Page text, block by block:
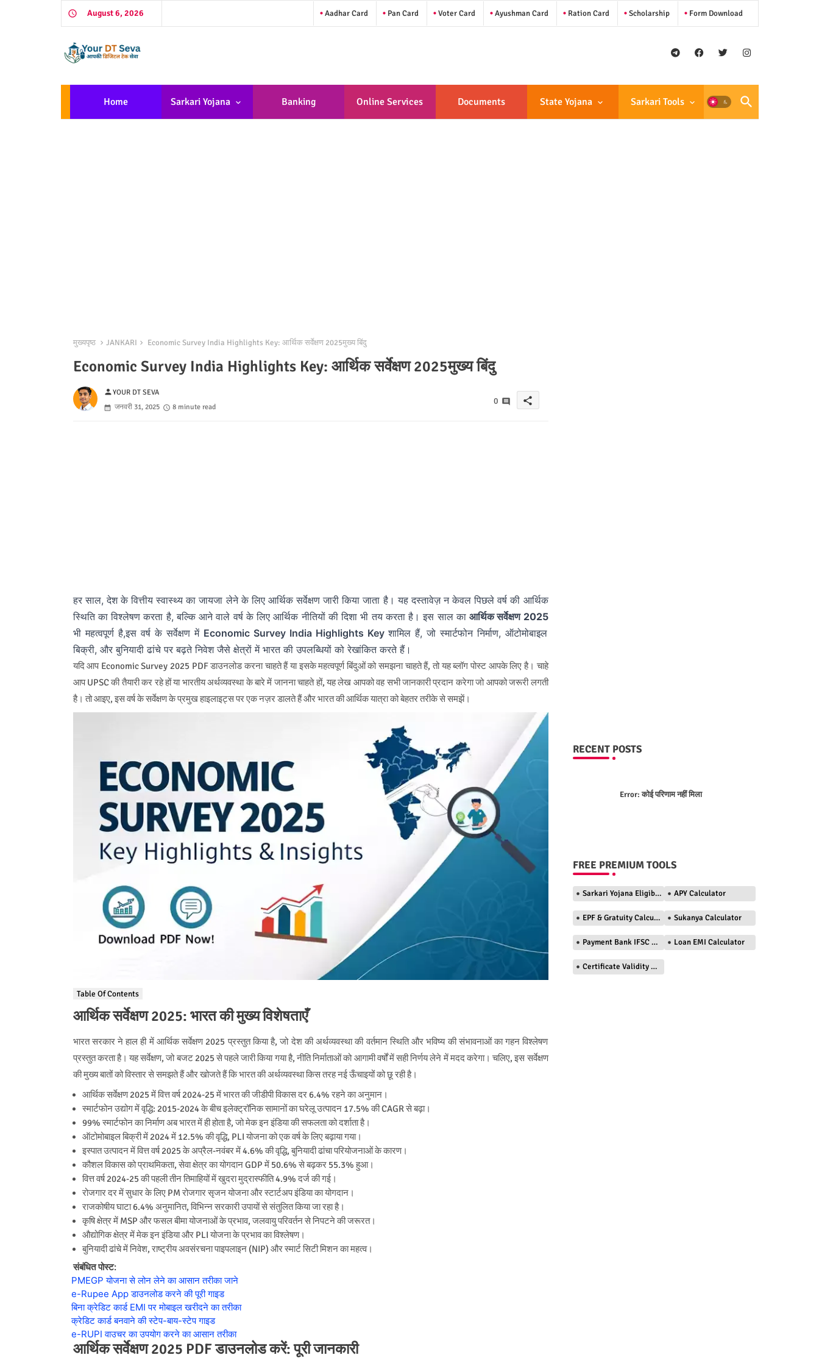
August 6, 2026 Aadhar Card Pan Card Voter Card Ayushman Card Ration Card Scholarship Form Download
Home Sarkari Yojana Banking Online Services Documents State Yojana Sarkari Tools
मुख्यपृष्ठ JANKARI Economic Survey India Highlights Key: आर्थिक सर्वेक्षण 2025मुख्य बिंदु
Economic Survey India Highlights Key: आर्थिक सर्वेक्षण 2025मुख्य बिंदु
personYOUR DT SEVA
जनवरी 31, 2025
8 minute read
0 share
हर साल, देश के वित्तीय स्वास्थ्य का जायजा लेने के लिए आर्थिक सर्वेक्षण जारी किया जाता है। यह दस्तावेज़ न केवल पिछले वर्ष की आर्थिक
स्थिति का विश्लेषण करता है, बल्कि आने वाले वर्ष के लिए आर्थिक नीतियों की दिशा भी तय करता है। इस साल का आर्थिक सर्वेक्षण 2025
भी महत्वपूर्ण है,इस वर्ष के सर्वेक्षण में Economic Survey India Highlights Keyशामिल हैं, जो स्मार्टफोन निर्माण, ऑटोमोबाइल
बिक्री, और बुनियादी ढांचे पर बढ़ते निवेश जैसे क्षेत्रों में भारत की उपलब्धियों को रेखांकित करते हैं।
यदि आप Economic Survey 2025 PDF डाउनलोड करना चाहते हैं या इसके महत्वपूर्ण बिंदुओं को समझना चाहते हैं, तो यह ब्लॉग पोस्ट आपके लिए है। चाहे
आप UPSC की तैयारी कर रहे हों या भारतीय अर्थव्यवस्था के बारे में जानना चाहते हों, यह लेख आपको वह सभी जानकारी प्रदान करेगा जो आपको जरूरी लगती
है। तो आइए, इस वर्ष के सर्वेक्षण के प्रमुख हाइलाइट्स पर एक नज़र डालते हैं और भारत की आर्थिक यात्रा को बेहतर तरीके से समझें।
Table Of Contents
आर्थिक सर्वेक्षण 2025: भारत की मुख्य विशेषताएँ
भारत सरकार ने हाल ही में आर्थिक सर्वेक्षण 2025 प्रस्तुत किया है, जो देश की अर्थव्यवस्था की वर्तमान स्थिति और भविष्य की संभावनाओं का गहन विश्लेषण
प्रस्तुत करता है। यह सर्वेक्षण, जो बजट 2025 से पहले जारी किया गया है, नीति निर्माताओं को आगामी वर्षों में सही निर्णय लेने में मदद करेगा। चलिए, इस सर्वेक्षण
की मुख्य बातों को विस्तार से समझते हैं और खोजते हैं कि भारत की अर्थव्यवस्था किस तरह नई ऊँचाइयों को छू रही है।
आर्थिक सर्वेक्षण 2025 में वित्त वर्ष 2024-25 में भारत की जीडीपी विकास दर 6.4% रहने का अनुमान।
स्मार्टफोन उद्योग में वृद्धि: 2015-2024 के बीच इलेक्ट्रॉनिक सामानों का घरेलू उत्पादन 17.5% की CAGR से बढ़ा।
99% स्मार्टफोन का निर्माण अब भारत में ही होता है, जो मेक इन इंडिया की सफलता को दर्शाता है।
ऑटोमोबाइल बिक्री में 2024 में 12.5% की वृद्धि, PLI योजना को एक वर्ष के लिए बढ़ाया गया।
इस्पात उत्पादन में वित्त वर्ष 2025 के अप्रैल-नवंबर में 4.6% की वृद्धि, बुनियादी ढांचा परियोजनाओं के कारण।
कौशल विकास को प्राथमिकता, सेवा क्षेत्र का योगदान GDP में 50.6% से बढ़कर 55.3% हुआ।
वित्त वर्ष 2024-25 की पहली तीन तिमाहियों में खुदरा मुद्रास्फीति 4.9% दर्ज की गई।
रोजगार दर में सुधार के लिए PM रोजगार सृजन योजना और स्टार्टअप इंडिया का योगदान।
राजकोषीय घाटा 6.4% अनुमानित, विभिन्न सरकारी उपायों से संतुलित किया जा रहा है।
कृषि क्षेत्र में MSP और फसल बीमा योजनाओं के प्रभाव, जलवायु परिवर्तन से निपटने की जरूरत।
औद्योगिक क्षेत्र में मेक इन इंडिया और PLI योजना के प्रभाव का विश्लेषण।
बुनियादी ढांचे में निवेश, राष्ट्रीय अवसंरचना पाइपलाइन (NIP) और स्मार्ट सिटी मिशन का महत्व।
संबंधित पोस्ट:
PMEGP योजना से लोन लेने का आसान तरीका जाने
e-Rupee App डाउनलोड करने की पूरी गाइड
बिना क्रेडिट कार्ड EMI पर मोबाइल खरीदने का तरीका
क्रेडिट कार्ड बनवाने की स्टेप-बाय-स्टेप गाइड
e-RUPI वाउचर का उपयोग करने का आसान तरीका
आर्थिक सर्वेक्षण 2025 PDF डाउनलोड करें: पूरी जानकारी
RECENT POSTS
Error:कोई परिणाम नहीं मिला
FREE PREMIUM TOOLS
Sarkari Yojana Eligibility Checker APY Calculator
EPF & Gratuity Calculator Sukanya Calculator
Payment Bank IFSC Finder Loan EMI Calculator
Certificate Validity Checker